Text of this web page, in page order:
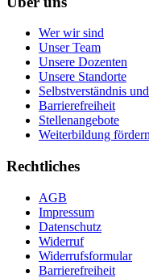
Wer wir sind
Unser Team
Unsere Dozenten
Unsere Standorte
Selbstverständnis
Barrierefreiheit
Stellenangebote
Weiterbildung fördern
Rechtliches
AGB
Impressum
Datenschutz
Widerruf
Widerrufsformular
Barrierefreiheit